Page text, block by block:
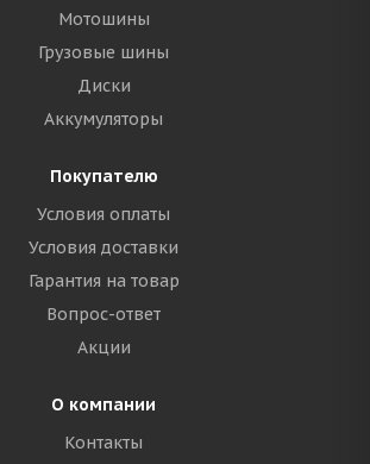
Мотошины
Грузовые шины
Диски
Аккумуляторы
Покупателю
Условия оплаты
Условия доставки
Гарантия на товар
Вопрос-ответ
Акции
О компании
Контакты